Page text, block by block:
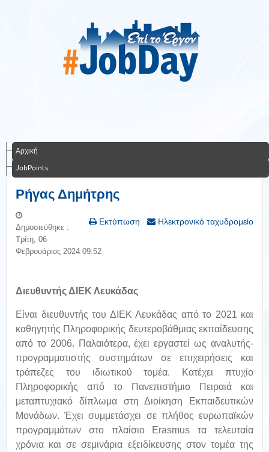
Αρχική
JobPoints
Ρήγας Δημήτρης
Εκτύπωση Ηλεκτρονικό ταχυδρομείο
Δημοσιεύθηκε :
Τρίτη, 06
Φεβρουάριος 2024 09:52
Διευθυντής ΔΙΕΚ Λευκάδας
Είναι διευθυντής του ΔΙΕΚ Λευκάδας από το 2021 και
καθηγητής Πληροφορικής δευτεροβάθμιας εκπαίδευσης
από το 2006. Παλαιότερα, έχει εργαστεί ως αναλυτής-
προγραμματιστής συστημάτων σε επιχειρήσεις και
τράπεζες του ιδιωτικού τομέα. Κατέχει πτυχίο
Πληροφορικής από το Πανεπιστήμιο Πειραιά και
μεταπτυχιακό δίπλωμα στη Διοίκηση Εκπαιδευτικών
Μονάδων. Έχει συμμετάσχει σε πλήθος ευρωπαϊκών
προγραμμάτων στο πλαίσιo Erasmus τα τελευταία
χρόνια και σε σεμινάρια εξειδίκευσης στον τομέα της